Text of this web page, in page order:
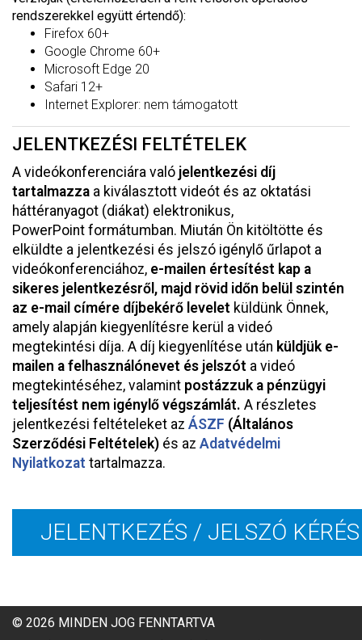
rendszerekkel együtt értendő):
Firefox 60+
Google Chrome 60+
Microsoft Edge 20
Safari 12+
Internet Explorer: nem támogatott
JELENTKEZÉSI FELTÉTELEK
A videókonferenciára való jelentkezési díj
tartalmazza a kiválasztott videót és az oktatási
háttéranyagot (diákat) elektronikus,
PowerPoint formátumban. Miután Ön kitöltötte és
elküldte a jelentkezési és jelszó igénylő űrlapot a
videókonferenciához, e-mailen értesítést kap a
sikeres jelentkezésről, majd rövid időn belül szintén
az e-mail címére díjbekérő levelet küldünk Önnek,
amely alapján kiegyenlítésre kerül a videó
megtekintési díja. A díj kiegyenlítése után küldjük e-
mailen a felhasználónevet és jelszót a videó
megtekintéséhez, valamint postázzuk a pénzügyi
teljesítést nem igénylő végszámlát. A részletes
jelentkezési feltételeket az ÁSZF (Általános
Szerződési Feltételek) és az Adatvédelmi
Nyilatkozat tartalmazza.
JELENTKEZÉS / JELSZÓ
© 2026 MINDEN JOG FENNTARTVA